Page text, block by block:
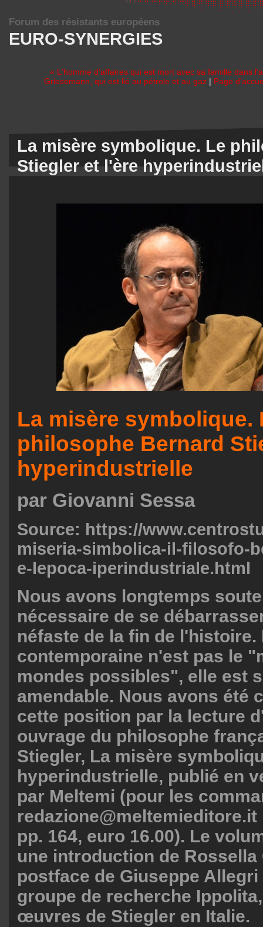
EURO-SYNERGIES
Forum des résistants européens
« L'homme d'affaires qui est mort avec sa famille dans
Griesemann, qui est lié au pétrole et au gaz | Page
La misère symbolique. Le
Stiegler et l'ère
La misère symbolique.
philosophe Bernard
hyperindustrielle
par Giovanni Sessa
Source: https://
miseria-simbolica-il-filosofo-
e-lepoca-iperindustriale.html
Nous avons longtemps
nécessaire de se
néfaste de la fin de l'histoire.
contemporaine n'est pas le
mondes possibles", elle est
amendable. Nous avons été
cette position par la lecture
ouvrage du philosophe
Stiegler, La misère
hyperindustrielle, publié en
par Meltemi (pour les
redazione@meltemieditore.it
pp. 164, euro 16.00). Le
une introduction de Rossella
postface de Giuseppe
groupe de recherche
œuvres de Stiegler en Italie.